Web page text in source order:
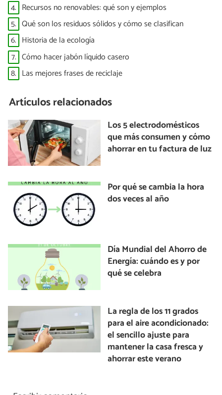
4. Recursos no renovables: qué son y ejemplos
5. Qué son los residuos sólidos y cómo se clasifican
6. Historia de la ecología
7. Cómo hacer jabón líquido casero
8. Las mejores frases de reciclaje
Artículos relacionados
Los 5 electrodomésticos
que más consumen y cómo
ahorrar en tu factura de luz
Por qué se cambia la hora
dos veces al año
Día Mundial del Ahorro de
Energía: cuándo es y por
qué se celebra
La regla de los 11 grados
para el aire acondicionado:
el sencillo ajuste para
mantener la casa fresca y
ahorrar este verano